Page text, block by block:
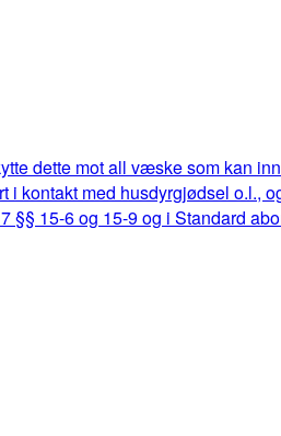
dette mot all væske som kan
kontakt med husdyrgjødsel o.l.,
§§ 15-6 og 15-9 og i Standard